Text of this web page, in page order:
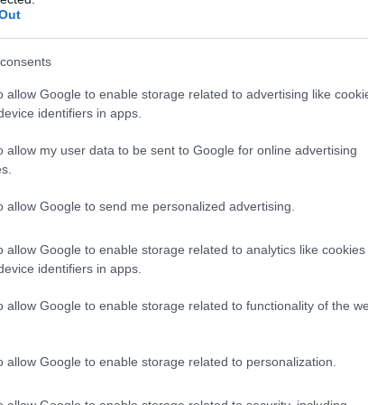
allow Google to enable storage related to advertising like
identifiers in apps.
allow my user data to be sent to Google for online advertising
allow Google to send me personalized advertising.
allow Google to enable storage related to analytics like cookies
identifiers in apps.
allow Google to enable storage related to functionality of the
allow Google to enable storage related to personalization.
strutturate
di una politica di sicurezza robusta
effettuato nel 2025 ha rivelato che
di spedire codice non testato, mentre il
riguardanti il rilascio di software.
un codice superficiale può sembrare
ma potrebbe nascondere vulnerabilità